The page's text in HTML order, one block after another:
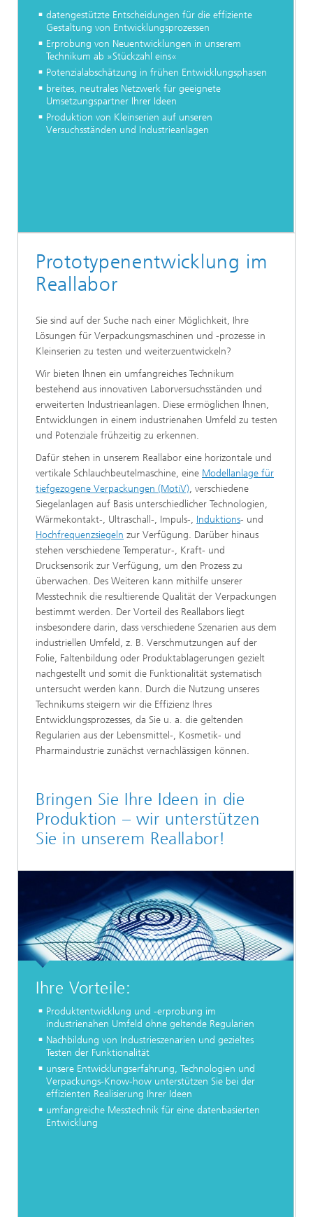
datengestützte Entscheidungen für die effiziente
Gestaltung von Entwicklungsprozessen
Erprobung von Neuentwicklungen in unserem
Technikum ab »Stückzahl eins«
Potenzialabschätzung in frühen Entwicklungsphasen
breites, neutrales Netzwerk für geeignete
Umsetzungspartner Ihrer Ideen
Produktion von Kleinserien auf unseren
Versuchsständen und Industrieanlagen
Prototypenentwicklung im
Reallabor
Sie sind auf der Suche nach einer Möglichkeit, Ihre
Lösungen für Verpackungsmaschinen und -prozesse in
Kleinserien zu testen und weiterzuentwickeln?
Wir bieten Ihnen ein umfangreiches Technikum
bestehend aus innovativen Laborversuchsständen und
erweiterten Industrieanlagen. Diese ermöglichen Ihnen,
Entwicklungen in einem industrienahen Umfeld zu testen
und Potenziale frühzeitig zu erkennen.
Dafür stehen in unserem Reallabor eine horizontale und
vertikale Schlauchbeutelmaschine, eine Modellanlage für
tiefgezogene Verpackungen (MotiV), verschiedene
Siegelanlagen auf Basis unterschiedlicher Technologien,
Wärmekontakt-, Ultraschall-, Impuls-, Induktions- und
Hochfrequenzsiegeln zur Verfügung. Darüber hinaus
stehen verschiedene Temperatur-, Kraft- und
Drucksensorik zur Verfügung, um den Prozess zu
überwachen. Des Weiteren kann mithilfe unserer
Messtechnik die resultierende Qualität der Verpackungen
bestimmt werden. Der Vorteil des Reallabors liegt
insbesondere darin, dass verschiedene Szenarien aus dem
industriellen Umfeld, z. B. Verschmutzungen auf der
Folie, Faltenbildung oder Produktablagerungen gezielt
nachgestellt und somit die Funktionalität systematisch
untersucht werden kann. Durch die Nutzung unseres
Technikums steigern wir die Effizienz Ihres
Entwicklungsprozesses, da Sie u. a. die geltenden
Regularien aus der Lebensmittel-, Kosmetik- und
Pharmaindustrie zunächst vernachlässigen können.
Bringen Sie Ihre Ideen in die
Produktion – wir unterstützen
Sie in unserem Reallabor!
Ihre Vorteile:
Produktentwicklung und -erprobung im
industrienahen Umfeld ohne geltende Regularien
Nachbildung von Industrieszenarien und gezieltes
Testen der Funktionalität
unsere Entwicklungserfahrung, Technologien und
Verpackungs-Know-how unterstützen Sie bei der
effizienten Realisierung Ihrer Ideen
umfangreiche Messtechnik für eine datenbasierten
Entwicklung